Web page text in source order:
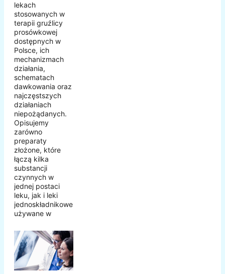
lekach
stosowanych w
terapii gruźlicy
prosówkowej
dostępnych w
Polsce, ich
mechanizmach
działania,
schematach
dawkowania oraz
najczęstszych
działaniach
niepożądanych.
Opisujemy
zarówno
preparaty
złożone, które
łączą kilka
substancji
czynnych w
jednej postaci
leku, jak i leki
jednoskładnikowe
używane w